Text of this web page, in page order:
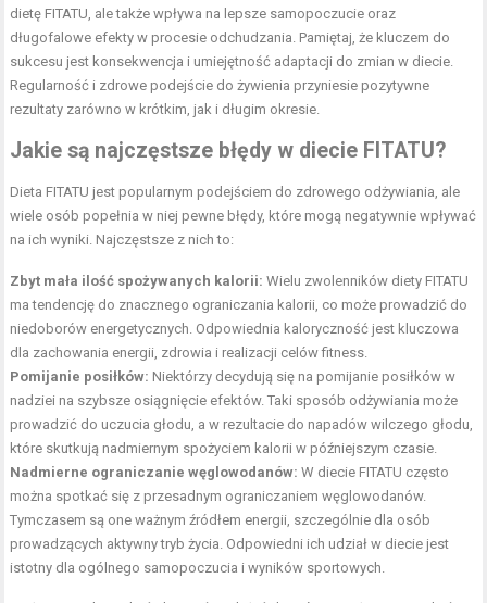
dietę FITATU, ale także wpływa na lepsze samopoczucie oraz
długofalowe efekty w procesie odchudzania. Pamiętaj, że kluczem do
sukcesu jest konsekwencja i umiejętność adaptacji do zmian w diecie.
Regularność i zdrowe podejście do żywienia przyniesie pozytywne
rezultaty zarówno w krótkim, jak i długim okresie.
Jakie są najczęstsze błędy w diecie FITATU?
Dieta FITATU jest popularnym podejściem do zdrowego odżywiania, ale
wiele osób popełnia w niej pewne błędy, które mogą negatywnie wpływać
na ich wyniki. Najczęstsze z nich to:
Zbyt mała ilość spożywanych kalorii: Wielu zwolenników diety FITATU
ma tendencję do znacznego ograniczania kalorii, co może prowadzić do
niedoborów energetycznych. Odpowiednia kaloryczność jest kluczowa
dla zachowania energii, zdrowia i realizacji celów fitness.
Pomijanie posiłków: Niektórzy decydują się na pomijanie posiłków w
nadziei na szybsze osiągnięcie efektów. Taki sposób odżywiania może
prowadzić do uczucia głodu, a w rezultacie do napadów wilczego głodu,
które skutkują nadmiernym spożyciem kalorii w późniejszym czasie.
Nadmierne ograniczanie węglowodanów: W diecie FITATU często
można spotkać się z przesadnym ograniczaniem węglowodanów.
Tymczasem są one ważnym źródłem energii, szczególnie dla osób
prowadzących aktywny tryb życia. Odpowiedni ich udział w diecie jest
istotny dla ogólnego samopoczucia i wyników sportowych.